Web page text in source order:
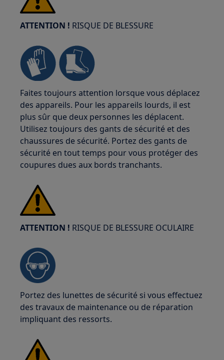
ATTENTION ! RISQUE DE BLESSURE
Faites toujours attention lorsque vous déplacez
des appareils. Pour les appareils lourds, il est
plus sûr que deux personnes les déplacent.
Utilisez toujours des gants de sécurité et des
chaussures de sécurité. Portez des gants de
sécurité en tout temps pour vous protéger des
coupures dues aux bords tranchants.
ATTENTION ! RISQUE DE BLESSURE OCULAIRE
Portez des lunettes de sécurité si vous effectuez
des travaux de maintenance ou de réparation
impliquant des ressorts.